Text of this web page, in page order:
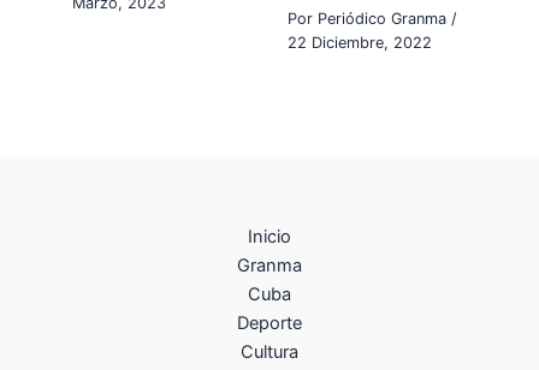
Por Periódico Granma /
22 Diciembre, 2022
Inicio
Granma
Cuba
Deporte
Cultura